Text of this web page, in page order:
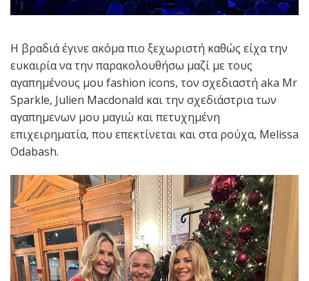
Η βραδιά έγινε ακόμα πιο ξεχωριστή καθώς είχα την
ευκαιρία να την παρακολουθήσω μαζί με τους
αγαπημένους μου fashion icons, τον σχεδιαστή aka Μr
Sparkle, Julien Macdonald και την σχεδιάστρια των
αγαπημενων μου μαγιώ και πετυχημένη
επιχειρηματία, που επεκτίνεται και στα ρούχα, Melissa
Odabash.